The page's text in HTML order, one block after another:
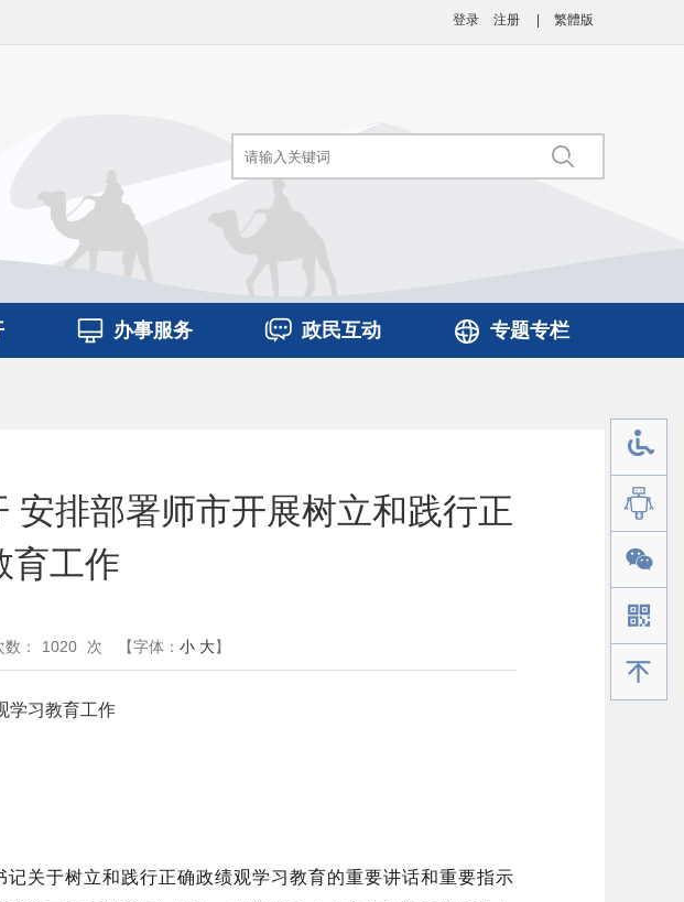
登录 注册 繁體版
办事服务 政民互动 专题专栏
安排部署师市开展树立和践行正
育工作
： 1020 次 【字体： 小 大】
学习教育工作
关于树立和践行正确政绩观学习教育的重要讲话和重要指示
手机版